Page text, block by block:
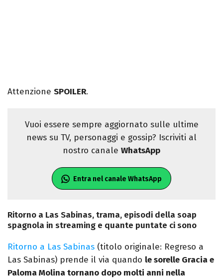
Attenzione SPOILER.
Vuoi essere sempre aggiornato sulle ultime
news su TV, personaggi e gossip? Iscriviti al
nostro canale WhatsApp
Entra nel canale WhatsApp
Ritorno a Las Sabinas, trama, episodi della soap
spagnola in streaming e quante puntate ci sono
Ritorno a Las Sabinas (titolo originale: Regreso a
Las Sabinas) prende il via quando le sorelle Gracia e
Paloma Molina tornano dopo molti anni nella